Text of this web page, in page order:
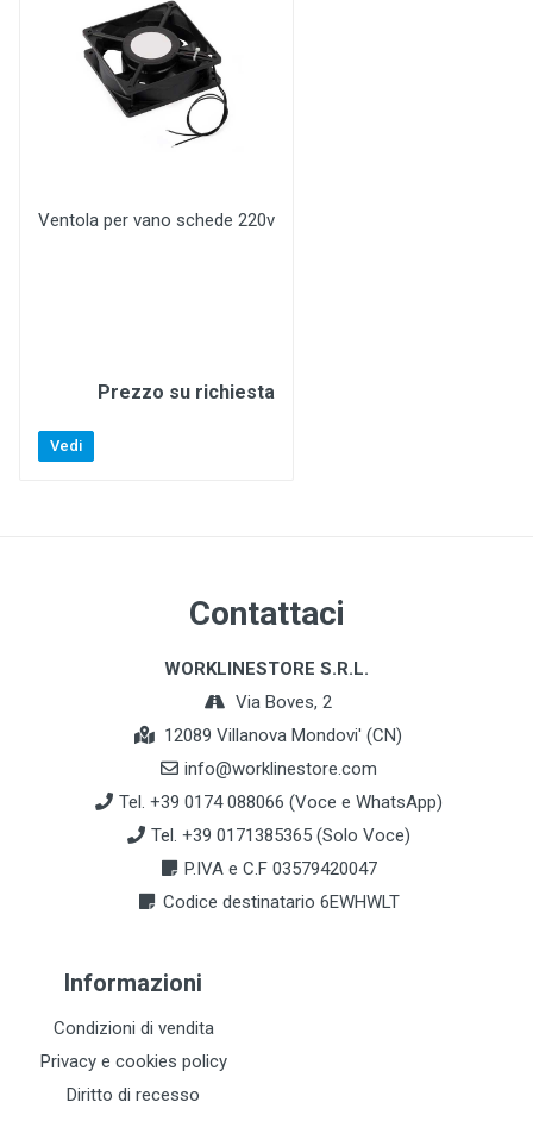
Ventola per vano schede 220v
Prezzo su richiesta
Vedi
Contattaci
WORKLINESTORE S.R.L.
Via Boves, 2
12089 Villanova Mondovi' (CN)
info@worklinestore.com
Tel. +39 0174 088066 (Voce e WhatsApp)
Tel. +39 0171385365 (Solo Voce)
P.IVA e C.F 03579420047
Codice destinatario 6EWHWLT
Informazioni
Condizioni di vendita
Privacy e cookies policy
Diritto di recesso